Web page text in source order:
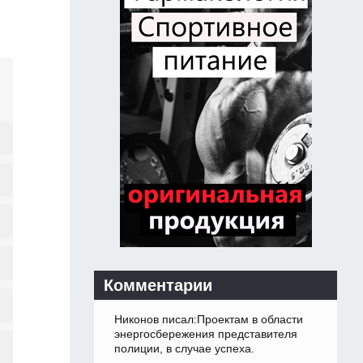
Комментарии
Никонов писал:Проектам в области
энергосбережения представителя
полиции, в случае успеха.